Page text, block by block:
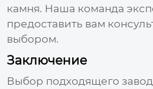
камня. Наша команда
предоставить вам
выбором.
Заключение
Выбор подходящего